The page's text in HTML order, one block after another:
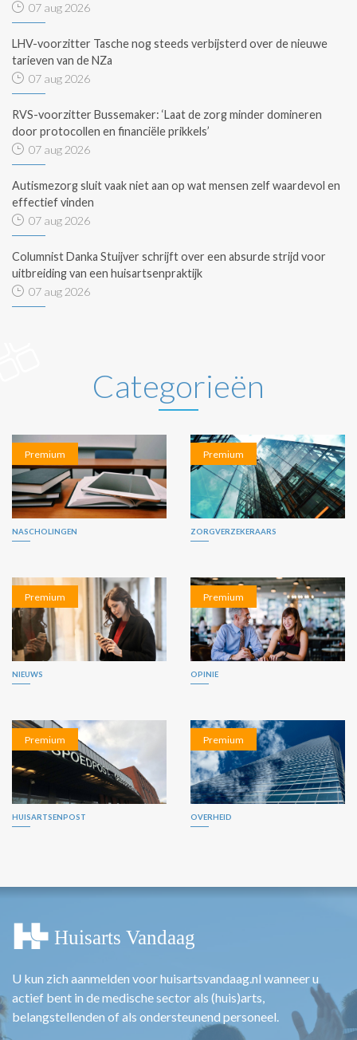
07 aug 2026
LHV-voorzitter Tasche nog steeds verbijsterd over de nieuwe
tarieven van de NZa
07 aug 2026
RVS-voorzitter Bussemaker: ‘Laat de zorg minder domineren
door protocollen en financiële prikkels’
07 aug 2026
Autismezorg sluit vaak niet aan op wat mensen zelf waardevol en
effectief vinden
07 aug 2026
Columnist Danka Stuijver schrijft over een absurde strijd voor
uitbreiding van een huisartsenpraktijk
07 aug 2026
Categorieën
Premium
NASCHOLINGEN
Premium
ZORGVERZEKERAARS
Premium
NIEUWS
Premium
OPINIE
Premium
HUISARTSENPOST
Premium
OVERHEID
U kun zich aanmelden voor huisartsvandaag.nl wanneer u
actief bent in de medische sector als (huis)arts,
belangstellenden of als ondersteunend personeel.